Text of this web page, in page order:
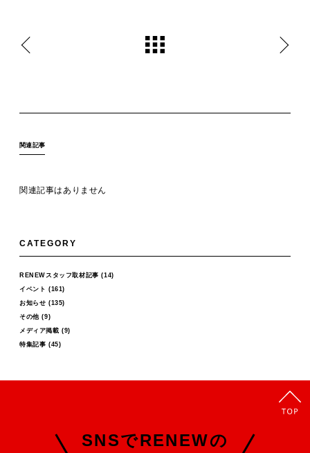
関連記事
関連記事はありません
CATEGORY
RENEWスタッフ取材記事 (14)
イベント (161)
お知らせ (135)
その他(9)
メディア掲載 (9)
特集記事 (45)
SNSでRENEWの